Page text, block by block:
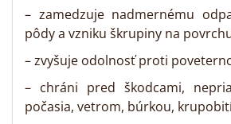
– zamedzuje nadmernému
pôdy a vzniku škrupiny na
– zvyšuje odolnosť proti
– chráni pred škodcami,
počasia, vetrom, búrkou,